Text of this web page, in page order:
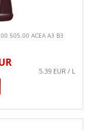
505.00 ACEA A3 B3
5.39 EUR / L